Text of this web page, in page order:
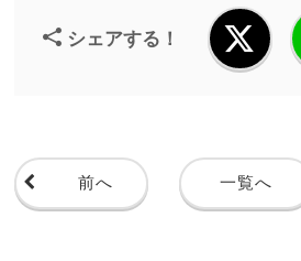
シェアする！
前へ 一覧へ